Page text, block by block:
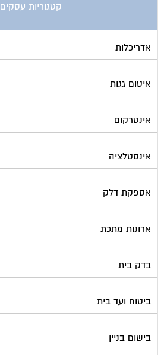
קטגוריות עסקים
אדריכלות
איטום גגות
אינטרקום
אינסטלציה
אספקת דלק
ארונות מתכת
בדק בית
ביטוח ועד בית
בישום בניין